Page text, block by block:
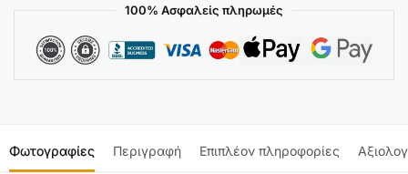
100% Ασφαλείς πληρωμές
Φωτογραφίες Περιγραφή Επιπλέον πληροφορίες